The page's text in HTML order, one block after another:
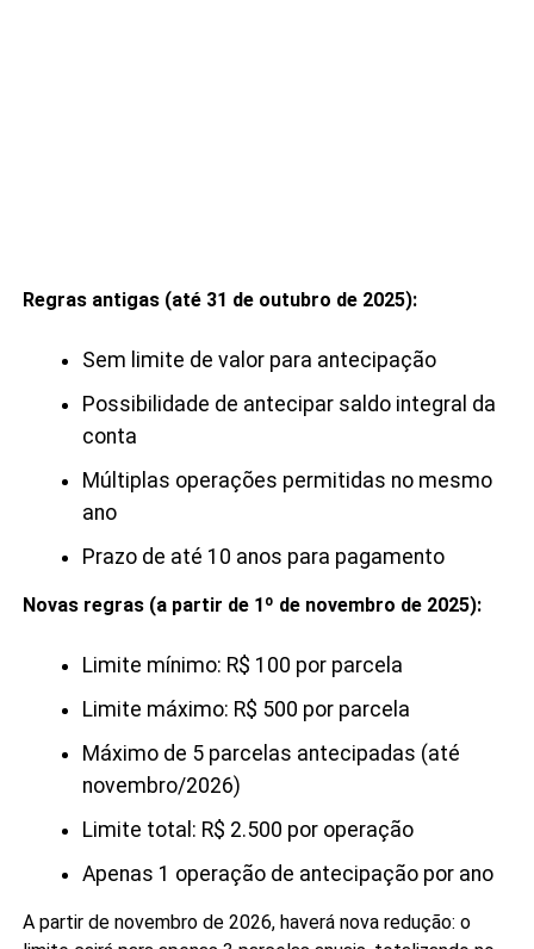
Regras antigas (até 31 de outubro de 2025):
Sem limite de valor para antecipação
Possibilidade de antecipar saldo integral da
conta
Múltiplas operações permitidas no mesmo
ano
Prazo de até 10 anos para pagamento
Novas regras (a partir de 1º de novembro de 2025):
Limite mínimo: R$ 100 por parcela
Limite máximo: R$ 500 por parcela
Máximo de 5 parcelas antecipadas (até
novembro/2026)
Limite total: R$ 2.500 por operação
Apenas 1 operação de antecipação por ano
A partir de novembro de 2026, haverá nova redução: o